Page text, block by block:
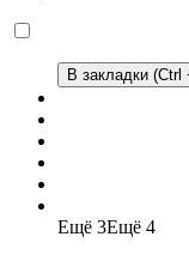
В закладки (Ctrl
Ещё 3Ещё 4